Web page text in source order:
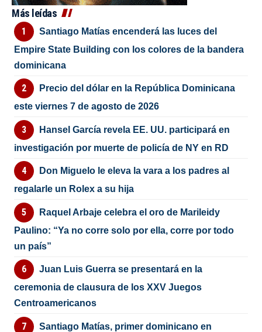
Más leídas
Santiago Matías encenderá las luces del
Empire State Building con los colores de la bandera
dominicana
Precio del dólar en la República Dominicana
este viernes 7 de agosto de 2026
Hansel García revela EE. UU. participará en
investigación por muerte de policía de NY en RD
Don Miguelo le eleva la vara a los padres al
regalarle un Rolex a su hija
Raquel Arbaje celebra el oro de Marileidy
Paulino: “Ya no corre solo por ella, corre por todo
un país”
Juan Luis Guerra se presentará en la
ceremonia de clausura de los XXV Juegos
Centroamericanos
Santiago Matías, primer dominicano en